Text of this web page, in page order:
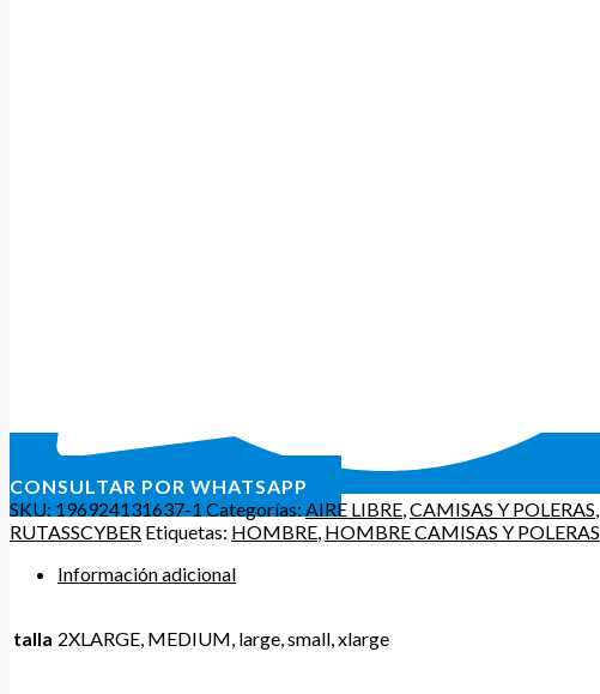
CONSULTAR POR WHATSAPP
SKU: 196924131637-1 Categorías: AIRE LIBRE CAMISAS Y POLERAS
RUTASSCYBER Etiquetas: HOMBRE HOMBRE CAMISAS Y POLERAS
Información adicional
talla 2XLARGE, MEDIUM, large, small, xlarge